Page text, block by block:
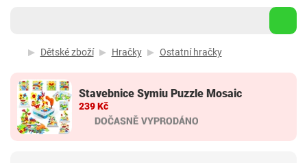
Dětské zboží Hračky Ostatní hračky
Stavebnice Symiu Puzzle Mosaic
239 Kč